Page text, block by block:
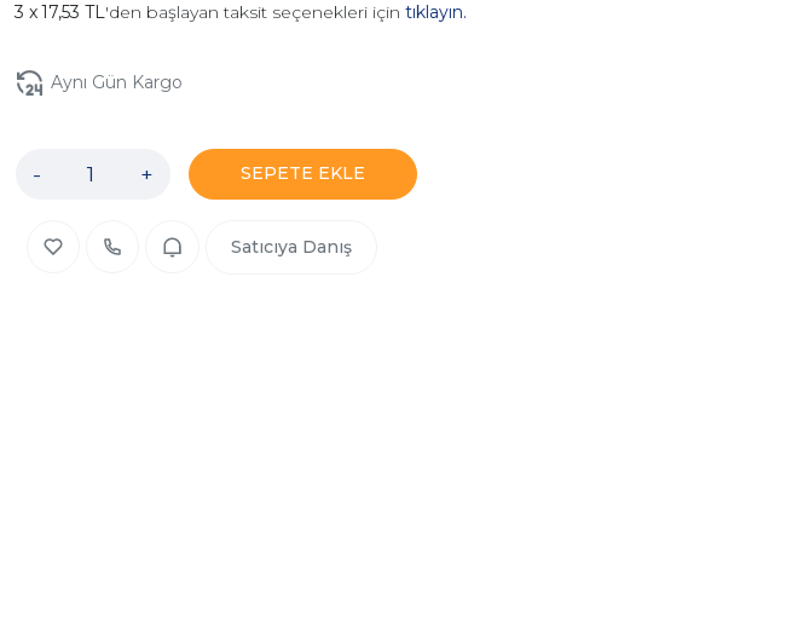
17,53 TL'den başlayan taksit seçenekleri için tıklayın.
Aynı Gün Kargo
- + SEPETE EKLE
Satıcıya Danış